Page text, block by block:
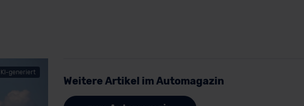
KI-generiert
Weitere Artikel im Automagazin